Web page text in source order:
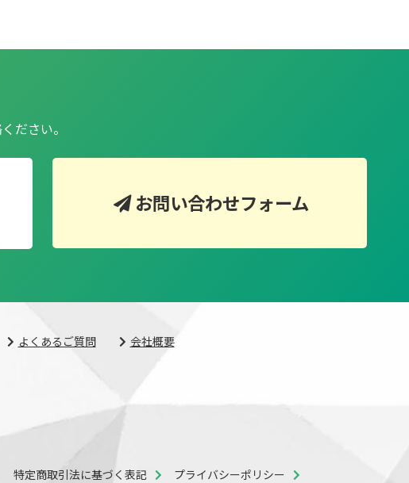
ださい。
お問い合わせフォーム
よくあるご質問 会社概要
特定商取引法に基づく表記 プライバシーポリシー